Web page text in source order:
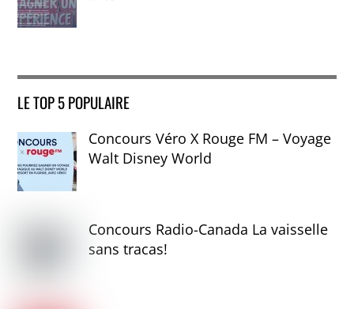
LE TOP 5 POPULAIRE
Concours Véro X Rouge FM – Voyage
Walt Disney World
Concours Radio-Canada La vaisselle
sans tracas!